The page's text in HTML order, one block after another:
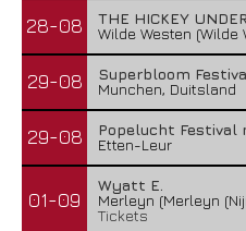
28-08
THE HICKEY
Wilde Westen (Wilde
29-08
Superbloom
Munchen, Duitsland
29-08
Popelucht Festival
Etten-Leur
01-09
Wyatt E.
Merleyn (Merleyn
Tickets